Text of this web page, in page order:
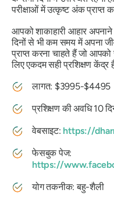
परीक्षाओं में उत्कृष्ट अंक प्राप्त
आपको शाकाहारी आहार
दिनों से भी कम समय में अपना
प्राप्त करना चाहते हैं जो आपको
लिए एकदम सही प्रशिक्षण केंद्र
लागत: $3995-$4495
प्रशिक्षण की अवधि 10
वेबसाइट: https://
फेसबुक पेज:
https://
योग तकनीक: बहु-शैली